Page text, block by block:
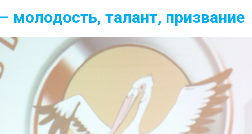
молодость, талант, призвание